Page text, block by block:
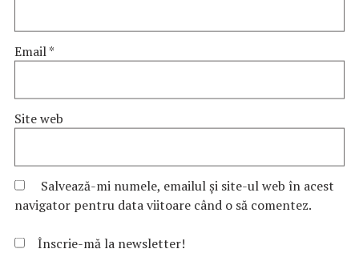
Email*
Site web
Salvează-mi numele, emailul și site-ul web în acest
navigator pentru data viitoare când o să comentez.
Înscrie-mă la newsletter!